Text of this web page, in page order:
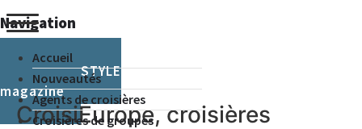
Navigation
Accueil
Nouveautés
Agents de croisières
Croisières de groupes
CRUISE & STYLE
magazine
CroisiEurope, croisières